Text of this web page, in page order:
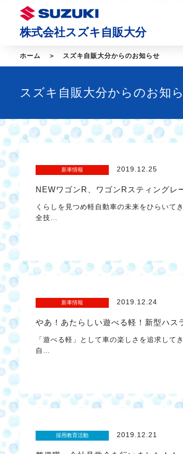
株式会社スズキ自販大分
ホーム スズキ自販大分からのお知らせ
スズキ自販大分からのお知
新車情報 2019.12.25
NEWワゴンR、ワゴンRスティングレ
くらしを見つめ軽自動車の未来をひらいて
全技…
新車情報 2019.12.24
やあ！あたらしい遊べる軽！新型ハス
「遊べる軽」として車の楽しさを追求し
自…
採用教育活動 2019.12.21